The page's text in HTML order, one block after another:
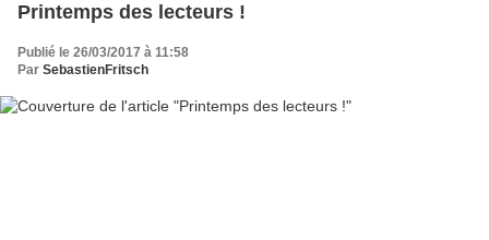
Printemps des lecteurs !
Publié le 26/03/2017 à 11:58
Par SebastienFritsch